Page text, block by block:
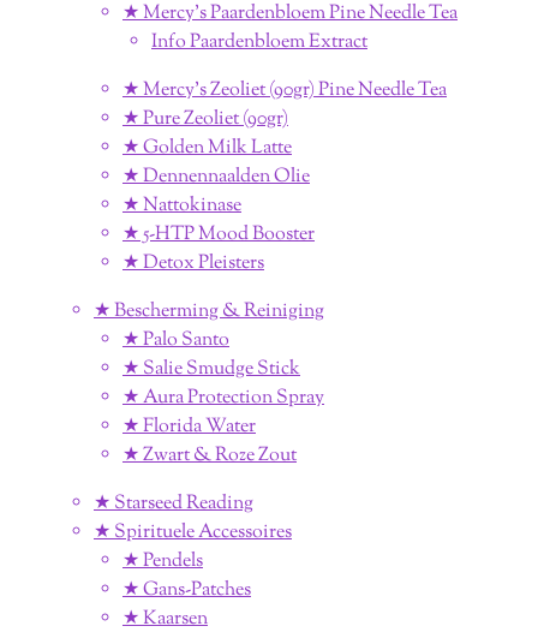
★ Mercy's Paardenbloem Pine Needle Tea
Info Paardenbloem Extract
★ Mercy's Zeoliet (90gr) Pine Needle Tea
★ Pure Zeoliet (90gr)
★ Golden Milk Latte
★ Dennennaalden Olie
★ Nattokinase
★ 5-HTP Mood Booster
★ Detox Pleisters
★ Bescherming & Reiniging
★ Palo Santo
★ Salie Smudge Stick
★ Aura Protection Spray
★ Florida Water
★ Zwart & Roze Zout
★ Starseed Reading
★ Spirituele Accessoires
★ Pendels
★ Gans-Patches
★ Kaarsen